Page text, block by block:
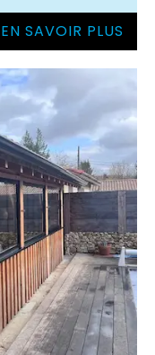
EN SAVOIR PLUS